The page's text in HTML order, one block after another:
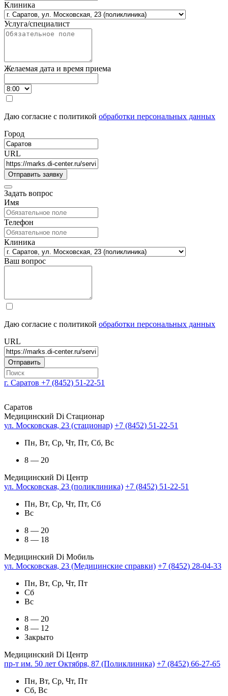
Клиника
Услуга/специалист
Желаемая дата и время приема
Даю согласие с политикой обработки персональных данных
Город
URL
Задать вопрос
Имя
Телефон
Клиника
Ваш вопрос
Даю согласие с политикой обработки персональных данных
URL
г. Саратов +7 (8452) 51-22-51
Саратов
Медицинский Di Стационар
ул. Московская, 23 (стационар) +7 (8452) 51-22-51
Пн, Вт, Ср, Чт, Пт, Сб, Вс
8 — 20
Медицинский Di Центр
ул. Московская, 23 (поликлиника) +7 (8452) 51-22-51
Пн, Вт, Ср, Чт, Пт, Сб
Вс
8 — 20
8 — 18
Медицинский Di Мобиль
ул. Московская, 23 (Медицинские справки) +7 (8452) 28-04-33
Пн, Вт, Ср, Чт, Пт
Сб
Вс
8 — 20
8 — 12
Закрыто
Медицинский Di Центр
пр-т им. 50 лет Октября, 87 (Поликлиника) +7 (8452) 66-27-65
Пн, Вт, Ср, Чт, Пт
Сб, Вс